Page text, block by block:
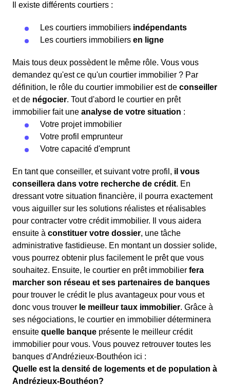
Il existe différents courtiers :
Les courtiers immobiliers indépendants
Les courtiers immobiliers en ligne
Mais tous deux possèdent le même rôle. Vous vous
demandez qu'est ce qu'un courtier immobilier ? Par
définition, le rôle du courtier immobilier est de conseiller
et de négocier. Tout d'abord le courtier en prêt
immobilier fait une analyse de votre situation :
Votre projet immobilier
Votre profil emprunteur
Votre capacité d'emprunt
En tant que conseiller, et suivant votre profil, il vous
conseillera dans votre recherche de crédit. En
dressant votre situation financière, il pourra exactement
vous aiguiller sur les solutions réalistes et réalisables
pour contracter votre crédit immobilier. Il vous aidera
ensuite à constituer votre dossier, une tâche
administrative fastidieuse. En montant un dossier solide,
vous pourrez obtenir plus facilement le prêt que vous
souhaitez. Ensuite, le courtier en prêt immobilier fera
marcher son réseau et ses partenaires de banques
pour trouver le crédit le plus avantageux pour vous et
donc vous trouver le meilleur taux immobilier. Grâce à
ses négociations, le courtier en immobilier déterminera
ensuite quelle banque présente le meilleur crédit
immobilier pour vous. Vous pouvez retrouver toutes les
banques d'Andrézieux-Bouthéon ici :
Quelle est la densité de logements et de population à
Andrézieux-Bouthéon?